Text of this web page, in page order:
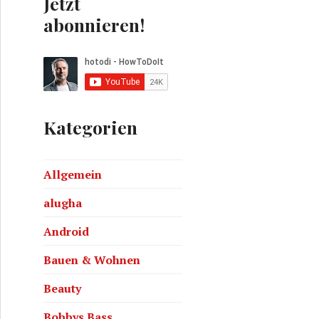
– Aufrichtig – Coming Soon
abonnieren!
Kategorien
Allgemein
alugha
Android
Bauen & Wohnen
Beauty